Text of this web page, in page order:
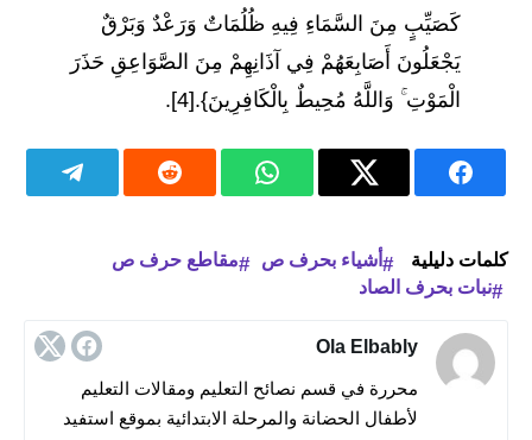
كَصَيِّبٍ مِنَ السَّمَاءِ فِيهِ ظُلُمَاتٌ وَرَعْدٌ وَبَرْقٌ
يَجْعَلُونَ أَصَابِعَهُمْ فِي آذَانِهِمْ مِنَ الصَّوَاعِقِ حَذَرَ
الْمَوْتِ ۚ وَاللَّهُ مُحِيطٌ بِالْكَافِرِينَ}.[4].
كلمات دليلية أشياء بحرف ص
مقاطع حرف ص
نبات بحرف الصاد
Ola Elbably
محررة في قسم نصائح التعليم ومقالات التعليم
لأطفال الحضانة والمرحلة الابتدائية بموقع استفيد